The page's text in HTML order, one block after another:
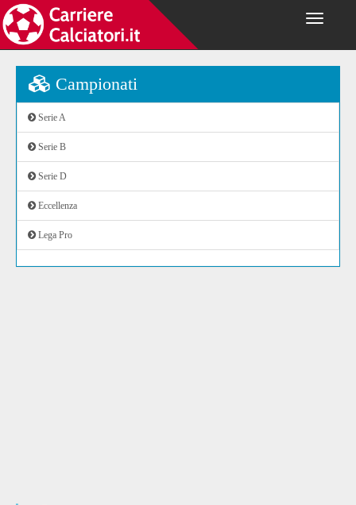
Campionati
Serie A
Serie B
Serie D
Eccellenza
Lega Pro